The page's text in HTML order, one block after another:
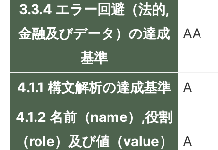
3.3.4 エラー回避（法的,
金融及びデータ）の達成
基準
AA
4.1.1 構文解析の達成基準
A
4.1.2 名前（name）,役割
（role）及び値（value）
A